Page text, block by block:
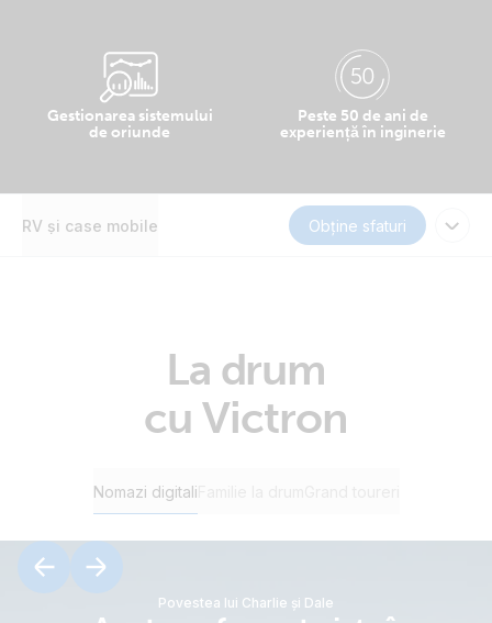
Gestionarea sistemului
de oriunde
Peste 50 de ani de
experiență în inginerie
RV și case mobile Obține sfaturi
La drum
cu Victron
Nomazi digitali
Povestea lui Charlie și Dale